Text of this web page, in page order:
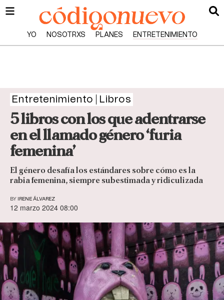
YO NOSOTRXS PLANES ENTRETENIMIENTO
Entretenimiento Libros
5 libros con los que adentrarse
en el llamado género ‘furia
femenina’
El género desafía los estándares sobre cómo es la
rabia femenina, siempre subestimada y ridiculizada
BY IRENE ÁLVAREZ
12 marzo 2024 08:00